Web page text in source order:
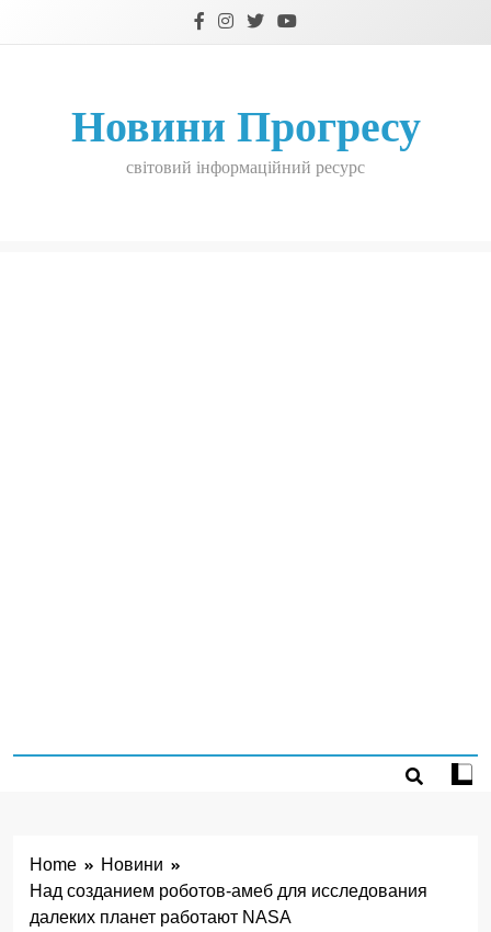
Новини Прогресу
світовий інформаційний ресурс
Home
Новини
Над созданием роботов-амеб для исследования
далеких планет работают NASA